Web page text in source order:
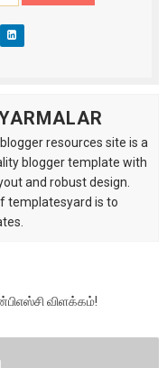
resources site is a
blogger template with
and robust design.
templatesyard is to
விளக்கம்!